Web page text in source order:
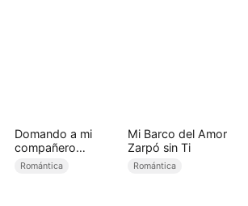
Domando a mi
compañero
rebelde（Doblado)
Romántica
Mi Barco del Amor
Zarpó sin Ti
Romántica